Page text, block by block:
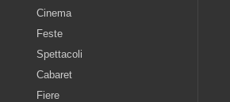
Cinema
Feste
Spettacoli
Cabaret
Fiere